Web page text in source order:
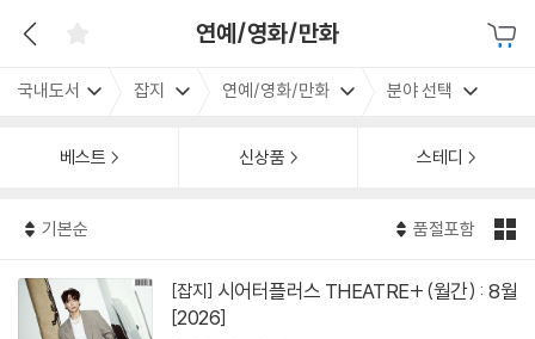
연예/영화/만화
국내도서 잡지 연예/영화/만화 분야 선택
베스트 신상품 스테디
기본순 품절포함
[잡지]
[2026]